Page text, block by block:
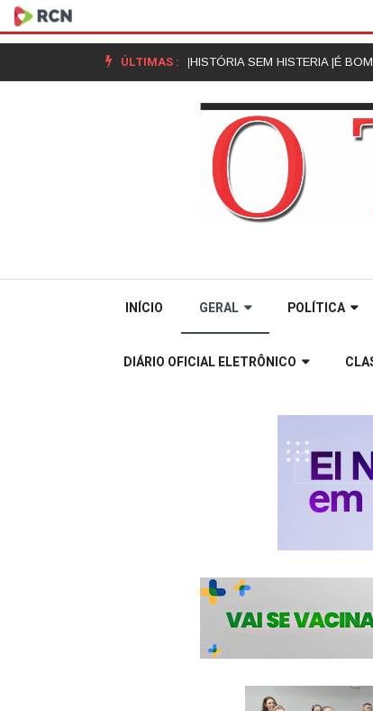
ÚLTIMAS :
– Recado da Comunidade |HISTÓRIA SEM HISTERIA |É BOM
INÍCIO GERAL POLÍTICA
DIÁRIO OFICIAL ELETRÔNICO